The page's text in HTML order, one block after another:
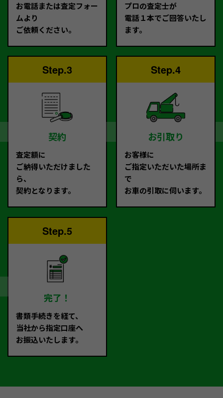
お電話または査定フォー
ムより
ご依頼ください。
プロの査定士が
電話１本でご回答いたし
ます。
Step.3
契約
査定額に
ご納得いただけました
ら、
契約となります。
Step.4
お引取り
お客様に
ご指定いただいた場所ま
で
お車の引取に伺います。
Step.5
完了！
書類手続きを経て、
当社から指定口座へ
お振込いたします。